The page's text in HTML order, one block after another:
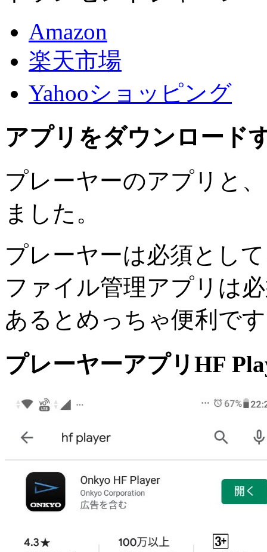
Amazon
楽天市場
Yahooショッピング
アプリをダウンロード
プレーヤーのアプリと
ました。
プレーヤーは必須とし
ファイル管理アプリは
あるとめっちゃ便利で
プレーヤーアプリHF